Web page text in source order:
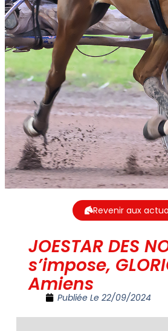
Revenir aux
JOESTAR DES
s’impose,
Amiens
Publiée Le 22/09/2024